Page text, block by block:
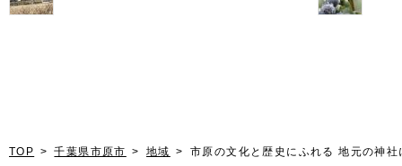
TOP 千葉県市原市 地域 市原の文化と歴史にふれる 地元の神